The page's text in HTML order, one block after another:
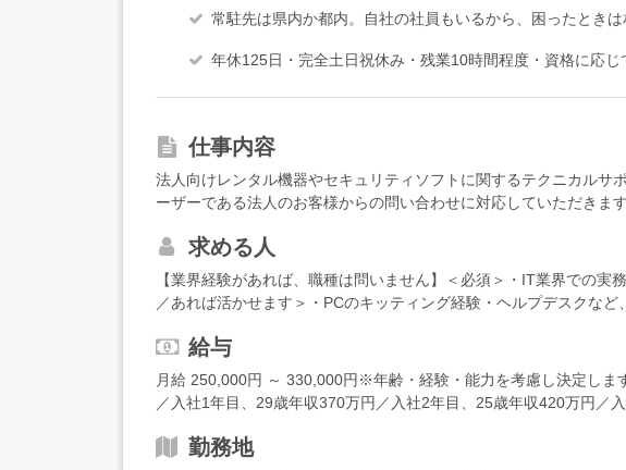
常駐先は県内か都内。自社の社員もいるから、困ったときは
年休125日・完全土日祝休み・残業10時間程度・資格に応じ
仕事内容
法人向けレンタル機器やセキュリティソフトに関するテクニカルサ
ーザーである法人のお客様からの問い合わせに対応していただきま
使用方法のサポート・PC入れ替え、修理対応・社内開発部門との連
社員がOJTに近い形でサポートしますので、実際の業務を通じて徐
部を一人で行うのではなく、まずはできるところからで大丈夫。同
いるので、わからないことはその場で相談できます。＜将来のキャ
では、キャリアの方向性についても話し合います。小さな案件から
せすることもあります。希望に応じて、インフラエンジニア、プロ
テップアップも可能です。★月1回の社内勉強会（任意参加）もあ
費用を全額負担します。※当社規定による
求める人
【業界経験があれば、職種は問いません】＜必須＞・IT業界での実
／あれば活かせます＞・PCのキッティング経験・ヘルプデスクなど
い方・プログラマーなどキャリアアップを目指している方・管理職を
給与
月給 250,000円 ～ 330,000円※年齢・経験・能力を考慮し決定しま
／入社1年目、29歳年収370万円／入社2年目、25歳年収420万円／
勤務地